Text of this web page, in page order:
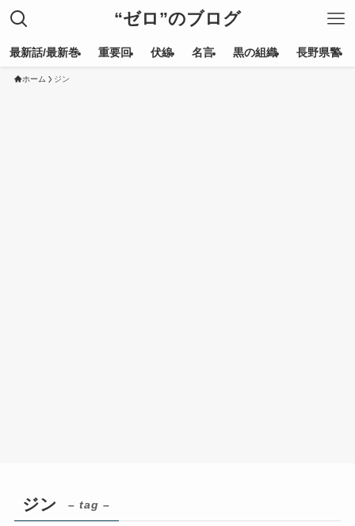
“ゼロ”のブログ
最新話/最新巻 重要回 伏線 名言 黒の組織 長野県警
ホーム ジン
ジン – tag –